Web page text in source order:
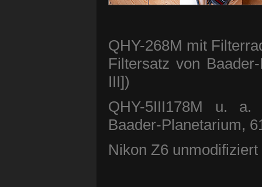
QHY-268M mit
Filtersatz von
III])
QHY-5III178M u. a.
Baader-Planetarium,
Nikon Z6 unmodifiziert